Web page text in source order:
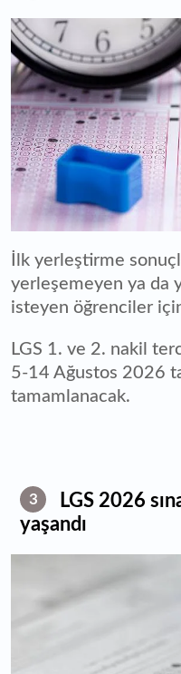
İlk yerleştirme
yerleşemeyen ya da
isteyen öğrenciler
LGS 1. ve 2. nakil
5-14 Ağustos 2026
tamamlanacak.
3
LGS 2026
yaşandı